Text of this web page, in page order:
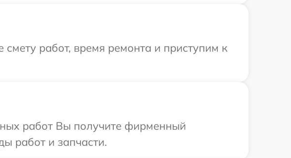
работ, время ремонта и приступим к
работ Вы получите фирменный
работ и запчасти.